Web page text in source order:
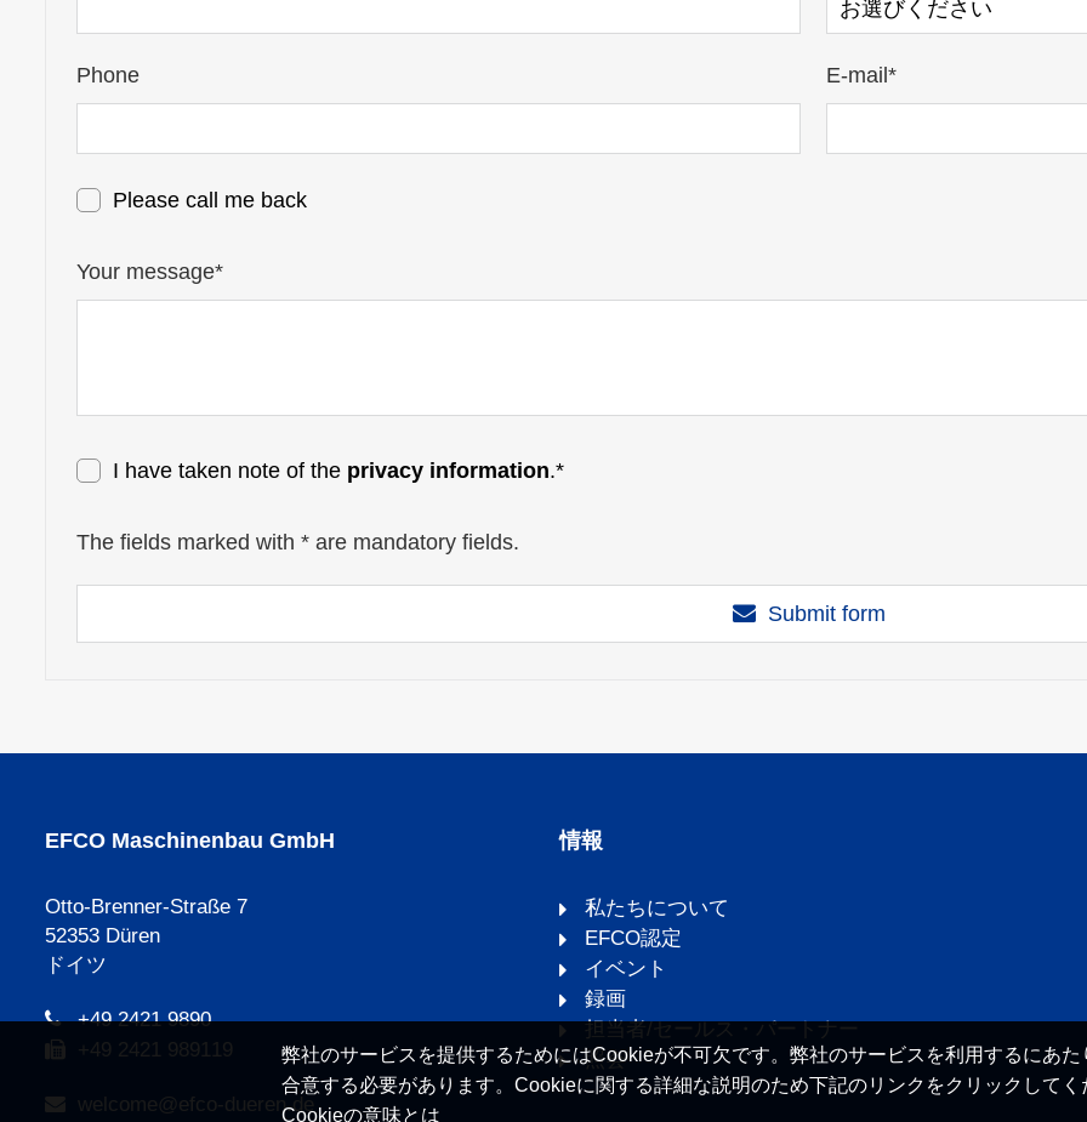
Phone E-mail*
Please call me back
Your message*
I have taken note of the privacy information.*
The fields marked with * are mandatory fields.
Submit form
EFCO Maschinenbau GmbH
Otto-Brenner-Straße 7
52353 Düren
ドイツ
+49 2421 9890
+49 2421 989119
welcome@efco-dueren.de
情報
私たちについて
EFCO認定
イベント
録画
担当者/セールス・パートナー
照会
弊社のサービスを提供するためにはCookieが不可欠です。弊社のサービスを利用するにあ
合意する必要があります。Cookieに関する詳細な説明のため下記のリンクをクリックしてく
Cookieの意味とは